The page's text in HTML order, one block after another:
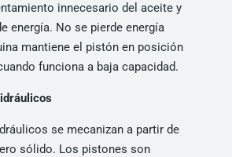
innecesario del aceite y
energía. No se pierde energía
mantiene el pistón en posición
funciona a baja capacidad.
se mecanizan a partir de
sólido. Los pistones son